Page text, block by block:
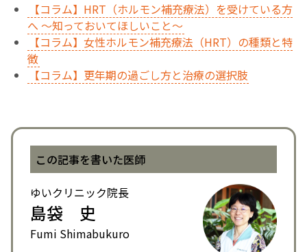
【コラム】HRT（ホルモン補充療法）を受けている方
へ ～知っておいてほしいこと～
【コラム】女性ホルモン補充療法（HRT）の種類と特
徴
【コラム】更年期の過ごし方と治療の選択肢
この記事を書いた医師
ゆいクリニック院長
島袋 史
Fumi Shimabukuro